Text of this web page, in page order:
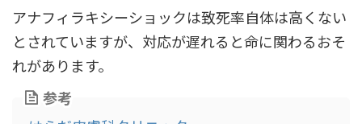
アナフィラキシーショックは致死率自体は高くない
とされていますが、対応が遅れると命に関わるおそ
れがあります。
参考